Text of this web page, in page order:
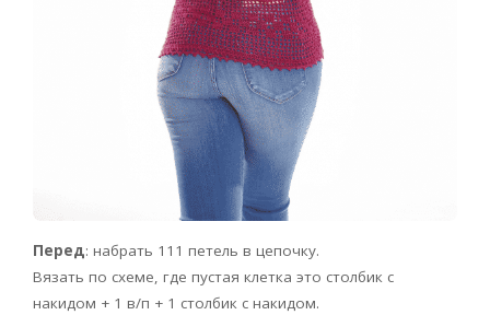
Перед: набрать 111 петель в цепочку.
Вязать по схеме, где пустая клетка это столбик с
накидом + 1 в/п + 1 столбик с накидом.